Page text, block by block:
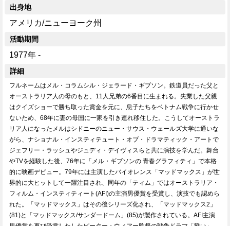
出身地
アメリカ/ニューヨーク州
活動期間
1977年 -
詳細
フルネームはメル・コラムシル・ジェラード・ギブソン。鉄道員だった父と
オーストラリア人の母のもと、11人兄弟の6番目に生まれる。失業した父親
はクイズショーで勝ち取った賞金を元に、息子たちをベトナム戦争に行かせ
ないため、68年に妻の母国に一家を引き連れ移住した。こうしてオーストラ
リア人になったメルはシドニーのニュー・サウス・ウェールズ大学に通いな
がら、ナショナル・インスティテュート・オブ・ドラマティック・アートで
ジェフリー・ラッシュやジュディ・デイヴィスらと共に演技を学んだ。舞台
やTVを経験した後、76年に「メル・ギブソンの 青春グラフィティ」で本格
的に映画デビュー。79年には主演したバイオレンス「マッドマックス」が世
界的に大ヒットして一躍注目され、同年の「ティム」ではオーストラリア・
フィルム・インスティティート(AFI)の主演男優賞を受賞し、演技でも認めら
れた。「マッドマックス」はその後シリーズ化され、「マッドマックス2」
(81)と「マッドマックス/サンダードーム」(85)が製作されている。AFI主演